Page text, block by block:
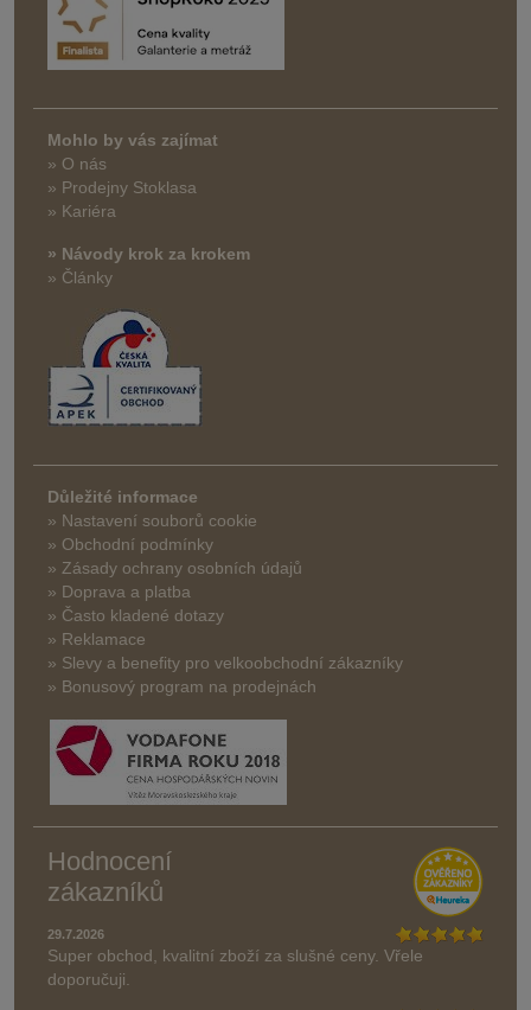
Mohlo by vás zajímat
» O nás
» Prodejny Stoklasa
» Kariéra
» Návody krok za krokem
» Články
Důležité informace
» Nastavení souborů cookie
» Obchodní podmínky
» Zásady ochrany osobních údajů
» Doprava a platba
» Často kladené dotazy
» Reklamace
» Slevy a benefity pro velkoobchodní zákazníky
» Bonusový program na prodejnách
Hodnocení
zákazníků
29.7.2026
Super obchod, kvalitní zboží za slušné ceny. Vřele
doporučuji.